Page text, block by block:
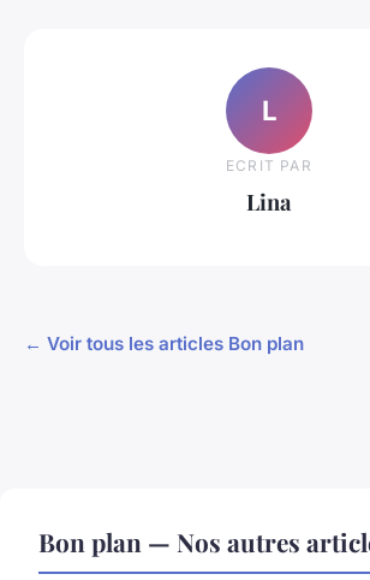
L
ECRIT PAR
Lina
← Voir tous les articles Bon plan
Bon plan — Nos autres